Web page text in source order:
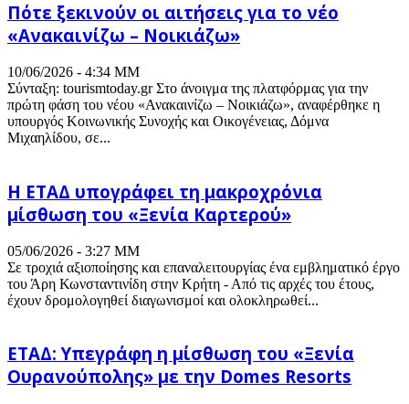
Πότε ξεκινούν οι αιτήσεις για το νέο
«Ανακαινίζω – Νοικιάζω»
10/06/2026 - 4:34 ΜΜ
Σύνταξη: tourismtoday.gr Στο άνοιγμα της πλατφόρμας για την
πρώτη φάση του νέου «Ανακαινίζω – Νοικιάζω», αναφέρθηκε η
υπουργός Κοινωνικής Συνοχής και Οικογένειας, Δόμνα
Μιχαηλίδου, σε...
Η ΕΤΑΔ υπογράφει τη μακροχρόνια
μίσθωση του «Ξενία Καρτερού»
05/06/2026 - 3:27 ΜΜ
Σε τροχιά αξιοποίησης και επαναλειτουργίας ένα εμβληματικό έργο
του Άρη Κωνσταντινίδη στην Κρήτη - Από τις αρχές του έτους,
έχουν δρομολογηθεί διαγωνισμοί και ολοκληρωθεί...
ΕΤΑΔ: Υπεγράφη η μίσθωση του «Ξενία
Ουρανούπολης» με την Domes Resorts